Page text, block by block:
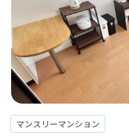
マンスリーマンション